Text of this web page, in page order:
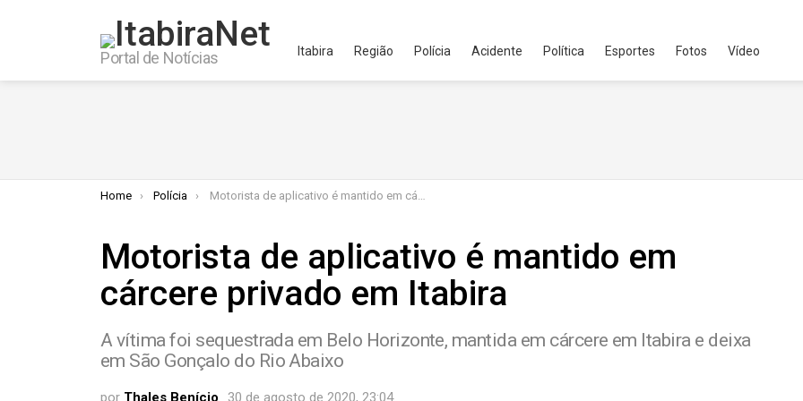
Portal de Notícias Itabira Região Polícia Acidente Política Esportes Fotos Vídeo
You are here:
Home Polícia Motorista de aplicativo é mantido em cárcere privado em Itabira
Motorista de aplicativo é mantido em
cárcere privado em Itabira
A vítima foi sequestrada em Belo Horizonte, mantida em cárcere em Itabira e deixa
em São Gonçalo do Rio Abaixo
por Thales Benício 30 de agosto de 2020, 23:04